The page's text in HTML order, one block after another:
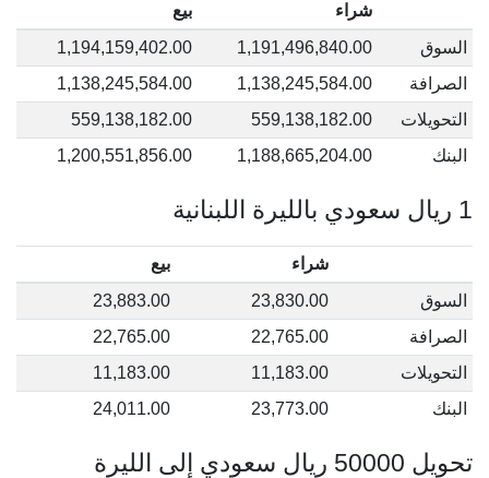
شراء
بيع
السوق
1,191,496,840.00
1,194,159,402.00
الصرافة
1,138,245,584.00
1,138,245,584.00
التحويلات
559,138,182.00
559,138,182.00
البنك
1,188,665,204.00
1,200,551,856.00
1 ريال سعودي بالليرة اللبنانية
شراء
بيع
السوق
23,830.00
23,883.00
الصرافة
22,765.00
22,765.00
التحويلات
11,183.00
11,183.00
البنك
23,773.00
24,011.00
تحويل 50000 ريال سعودي إلى الليرة